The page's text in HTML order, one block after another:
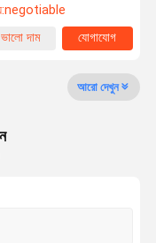
জন্য
Company
News
negotiable
ভালো দাম
যোগাযোগ
আরো দেখুন